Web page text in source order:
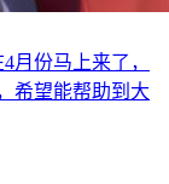
月份马上来了，
希望能帮助到大